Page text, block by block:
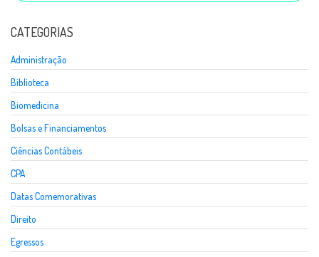
CATEGORIAS
Administração
Biblioteca
Biomedicina
Bolsas e Financiamentos
Ciências Contábeis
CPA
Datas Comemorativas
Direito
Egressos